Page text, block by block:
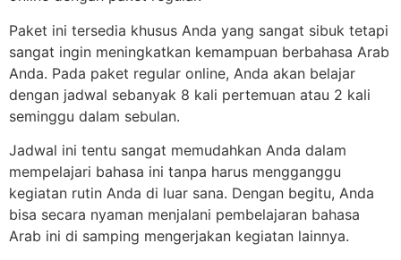
Paket ini tersedia khusus Anda yang sangat sibuk tetapi
sangat ingin meningkatkan kemampuan berbahasa Arab
Anda. Pada paket regular online, Anda akan belajar
dengan jadwal sebanyak 8 kali pertemuan atau 2 kali
seminggu dalam sebulan.
Jadwal ini tentu sangat memudahkan Anda dalam
mempelajari bahasa ini tanpa harus mengganggu
kegiatan rutin Anda di luar sana. Dengan begitu, Anda
bisa secara nyaman menjalani pembelajaran bahasa
Arab ini di samping mengerjakan kegiatan lainnya.